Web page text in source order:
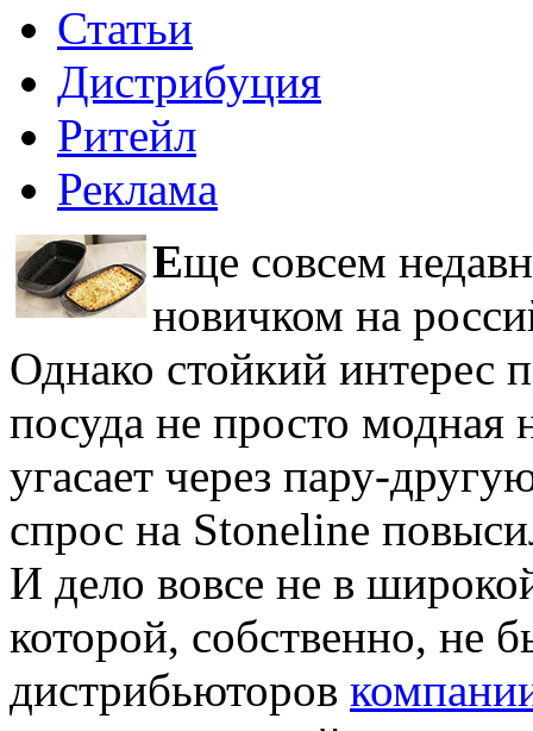
Статьи
Дистрибуция
Ритейл
Реклама
Еще совсем
новичком на
Однако стойкий интерес
посуда не просто модная
угасает через пару-
спрос на Stoneline
И дело вовсе не в
которой, собственно, не
дистрибьюторов